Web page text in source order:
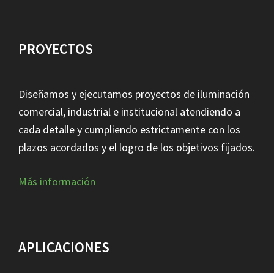
PROYECTOS
Diseñamos y ejecutamos proyectos de iluminación
comercial, industrial e institucional atendiendo a
cada detalle y cumpliendo estrictamente con los
plazos acordados y el logro de los objetivos fijados.
Más información
APLICACIONES